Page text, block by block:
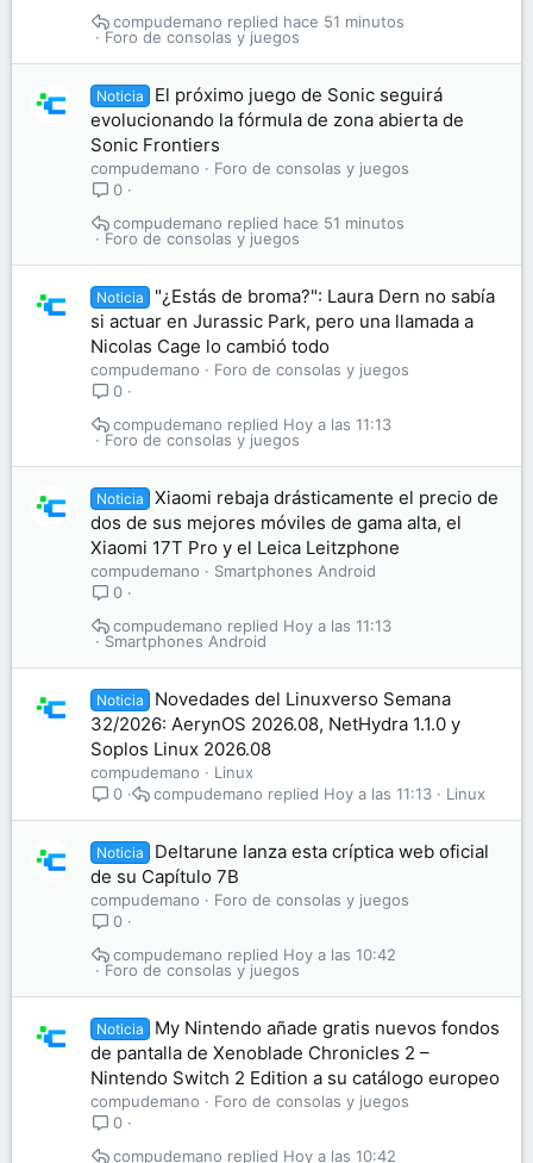
Foro de consolas y juegos
hace 51 minutos
compudemano
Noticia
El próximo juego de Sonic seguirá
evolucionando la fórmula de zona abierta de
Sonic Frontiers
compudemano
Foro de consolas y juegos
0
Foro de consolas y juegos
hace 51 minutos
compudemano
Noticia
"¿Estás de broma?": Laura Dern no sabía
si actuar en Jurassic Park, pero una llamada a
Nicolas Cage lo cambió todo
compudemano
Foro de consolas y juegos
0
Foro de consolas y juegos
Hoy a las 11:13
compudemano
Noticia
Xiaomi rebaja drásticamente el precio de
dos de sus mejores móviles de gama alta, el
Xiaomi 17T Pro y el Leica Leitzphone
compudemano
Smartphones Android
0
Smartphones Android
Hoy a las 11:13
compudemano
Noticia
Novedades del Linuxverso Semana
32/2026: AerynOS 2026.08, NetHydra 1.1.0 y
Soplos Linux 2026.08
compudemano
Linux
0
Linux
Hoy a las 11:13
compudemano
Noticia
Deltarune lanza esta críptica web oficial
de su Capítulo 7B
compudemano
Foro de consolas y juegos
0
Foro de consolas y juegos
Hoy a las 10:42
compudemano
Noticia
My Nintendo añade gratis nuevos fondos
de pantalla de Xenoblade Chronicles 2 –
Nintendo Switch 2 Edition a su catálogo europeo
compudemano
Foro de consolas y juegos
0
Hoy a las 10:42
compudemano